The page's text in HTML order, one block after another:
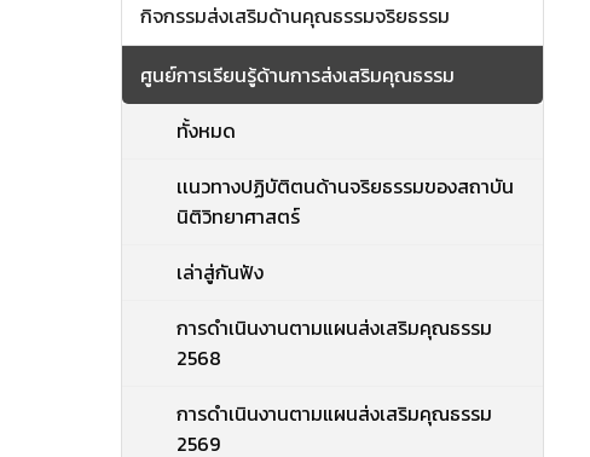
กิจกรรมส่งเสริมด้านคุณธรรมจริยธรรม
ศูนย์การเรียนรู้ด้านการส่งเสริมคุณธรรม
ทั้งหมด
เเนวทางปฏิบัติตนด้านจริยธรรมของสถาบัน
นิติวิทยาศาสตร์
เล่าสู่กันฟัง
การดำเนินงานตามแผนส่งเสริมคุณธรรม
2568
การดำเนินงานตามแผนส่งเสริมคุณธรรม
2569